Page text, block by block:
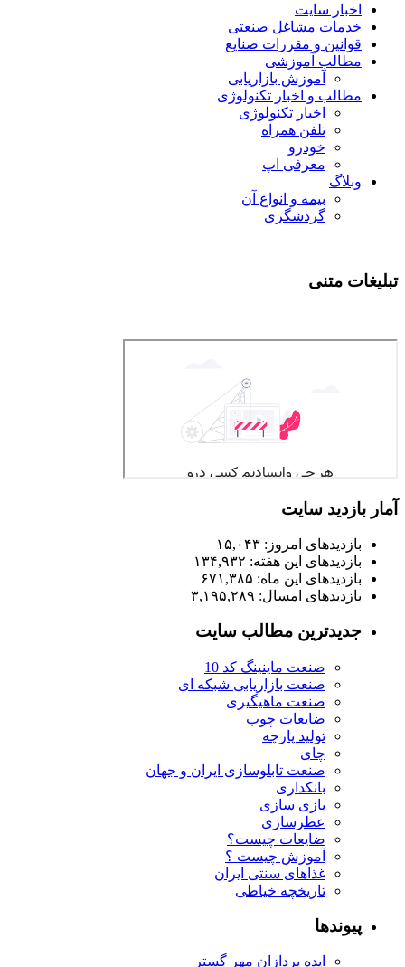
اخبار سایت
خدمات مشاغل صنعتی
قوانین و مقررات صنایع
مطالب آموزشی
آموزش بازاریابی
مطالب و اخبار تکنولوژی
اخبار تکنولوژی
تلفن همراه
خودرو
معرفی اپ
وبلاگ
بیمه و انواع آن
گردشگری
تبلیغات متنی
آمار بازدید سایت
بازدیدهای امروز: ۱۵,۰۴۳
بازدیدهای این هفته: ۱۳۴,۹۳۲
بازدیدهای این ماه: ۶۷۱,۳۸۵
بازدیدهای امسال: ۳,۱۹۵,۲۸۹
جدیدترین مطالب سایت
صنعت ماینینگ کد 10
صنعت بازاریابی شبکه ای
صنعت ماهیگیری
ضایعات چوب
تولید پارچه
چای
صنعت تابلوسازی ایران و جهان
بانکداری
بازی سازی
عطرسازی
ضایعات چیست؟
آموزش چیست ؟
غذاهای سنتی ایران
تاریخچه خیاطی
پیوندها
ایده پردازان مهر گستر